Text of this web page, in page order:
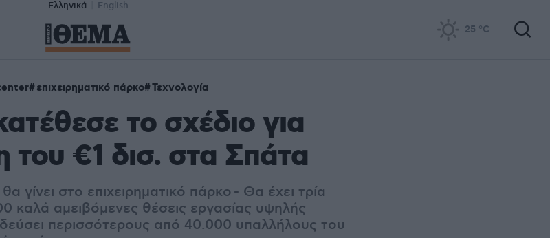
Ελληνικά English
25 °C
επιχειρηματικό πάρκο Τεχνολογία
το σχέδιο για
του €1 δισ. στα Σπάτα
γίνει στο επιχειρηματικό πάρκο - Θα έχει τρία
καλά αμειβόμενες θέσεις εργασίας υψηλής
περισσότερους από 40.000 υπαλλήλους του